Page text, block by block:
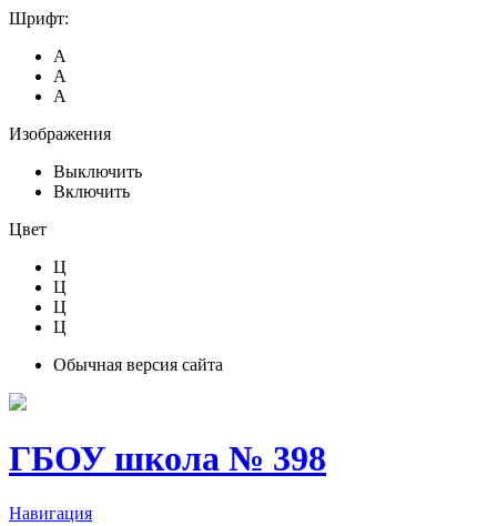
Шрифт:
А
А
А
Изображения
Выключить
Включить
Цвет
Ц
Ц
Ц
Ц
Обычная версия сайта
ГБОУ школа № 398
Навигация